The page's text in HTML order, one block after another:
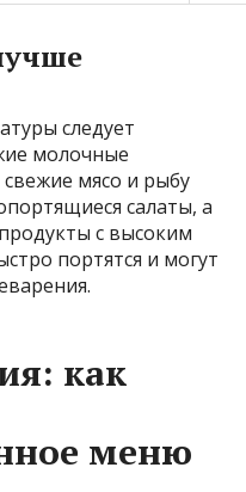
следует
молочные
мясо и рыбу
салаты, а
с высоким
портятся и могут
как
меню